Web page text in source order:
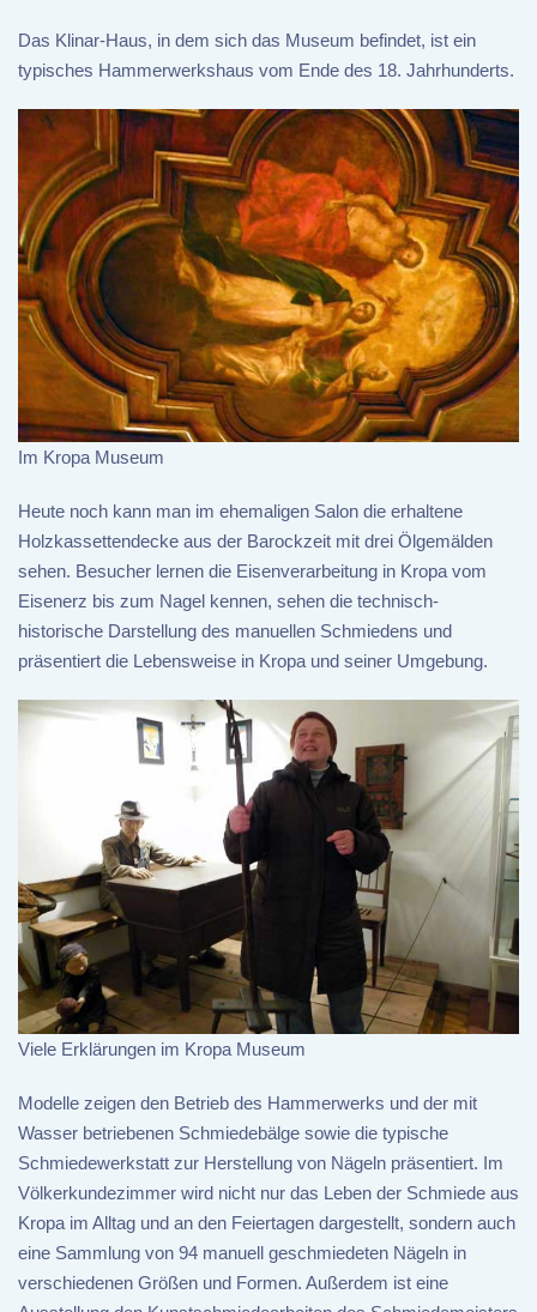
Das Klinar-Haus, in dem sich das Museum befindet, ist ein
typisches Hammerwerkshaus vom Ende des 18. Jahrhunderts.
Im Kropa Museum
Heute noch kann man im ehemaligen Salon die erhaltene
Holzkassettendecke aus der Barockzeit mit drei Ölgemälden
sehen. Besucher lernen die Eisenverarbeitung in Kropa vom
Eisenerz bis zum Nagel kennen, sehen die technisch-
historische Darstellung des manuellen Schmiedens und
präsentiert die Lebensweise in Kropa und seiner Umgebung.
Viele Erklärungen im Kropa Museum
Modelle zeigen den Betrieb des Hammerwerks und der mit
Wasser betriebenen Schmiedebälge sowie die typische
Schmiedewerkstatt zur Herstellung von Nägeln präsentiert. Im
Völkerkundezimmer wird nicht nur das Leben der Schmiede aus
Kropa im Alltag und an den Feiertagen dargestellt, sondern auch
eine Sammlung von 94 manuell geschmiedeten Nägeln in
verschiedenen Größen und Formen. Außerdem ist eine